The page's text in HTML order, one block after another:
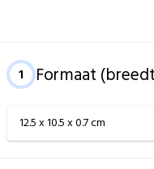
1 Formaat
12.5 x 10.5 x 0.7 cm